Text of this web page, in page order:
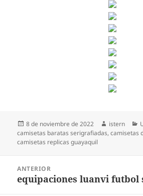
Publicado
el
8 de noviembre de 2022 Autor
istern
camisetas baratas serigrafiadas,camisetas
camisetas replicas guayaquil
entradas
ANTERIOR
Entrada
equipaciones luanvi futbol